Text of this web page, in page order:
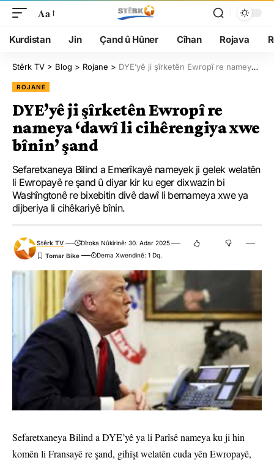
Aa
Kurdistan Jin Çand û Hûner Cîhan Rojava
Stêrk TV > Blog > Rojane > DYE’yê ji şîrketên Ewropî re nameya ‘dawî li cihêrengiya xwe bînin’ şand
ROJANE
DYE’yê ji şîrketên Ewropî re
nameya ‘dawî li cihêrengiya xwe
bînin’ şand
Sefaretxaneya Bilind a Emerîkayê nameyek ji gelek welatên
li Ewropayê re şand û diyar kir ku eger dixwazin bi
Washîngtonê re bixebitin divê dawî li bernameya xwe ya
dijberiya li cihêkariyê bînin.
Stêrk TV
Dîroka Nûkirinê: 30. Adar 2025
Dema Xwendinê: 1 Dq.
Sefaretxaneya Bilind a DYE’yê ya li Parîsê nameya ku ji hin
komên li Fransayê re şand, gihîşt welatên cuda yên Ewropayê,